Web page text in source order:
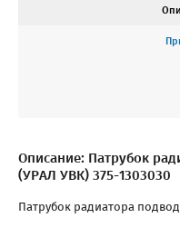
Описание: Патрубок
(УРАЛ УВК) 375-1303030
Патрубок радиатора